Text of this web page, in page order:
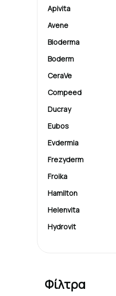
Apivita
Avene
Bioderma
Boderm
CeraVe
Compeed
Ducray
Eubos
Evdermia
Frezyderm
Froika
Hamilton
Helenvita
Hydrovit
MEY
No name
Φίλτρα